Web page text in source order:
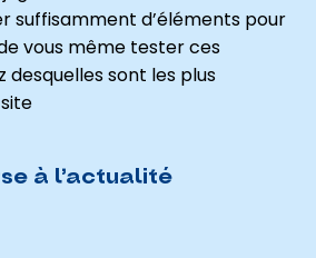
suffisamment d’éléments pour
vous même tester ces
desquelles sont les plus
à l’actualité